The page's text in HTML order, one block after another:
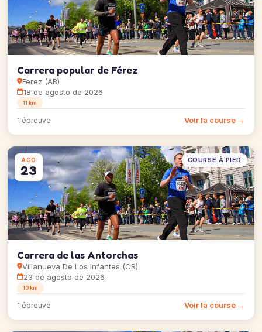
Carrera popular de Férez
Ferez (AB)
18 de agosto de 2026
11 km
1 épreuve Voir la course →
AGO
23
COURSE À PIED
Carrera de las Antorchas
Villanueva De Los Infantes (CR)
23 de agosto de 2026
10 km
1 épreuve Voir la course →